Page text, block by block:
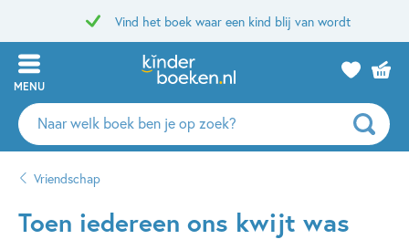
Vind het boek waar een kind blij van wordt
MENU
Zoeken
naar
auteurs
uitgevers
Vriendschap
Toen iedereen ons kwijt was